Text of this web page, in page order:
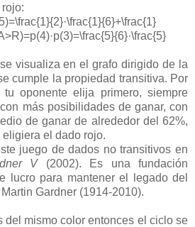
visualiza en el grafo dirigido de la
cumple la propiedad transitiva. Por
oponente elija primero, siempre
más posibilidades de ganar, con
de ganar de alrededor del 62%,
el dado rojo.
juego de dados no transitivos en
V(2002). Es una fundación
lucro para mantener el legado del
Gardner (1914-2010).
del mismo color entonces el ciclo se